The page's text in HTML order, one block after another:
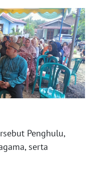
Penghulu,
serta